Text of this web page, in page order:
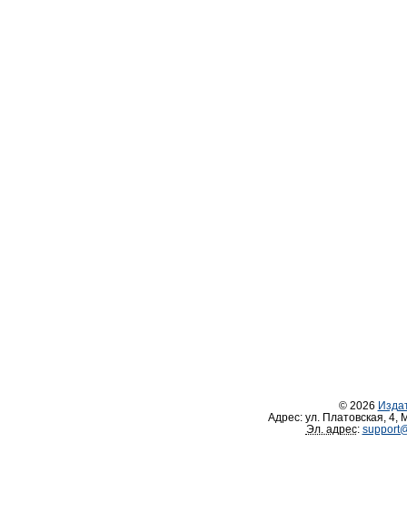
© 2026
Адрес: ул. Платовская, 4
Эл. адрес: